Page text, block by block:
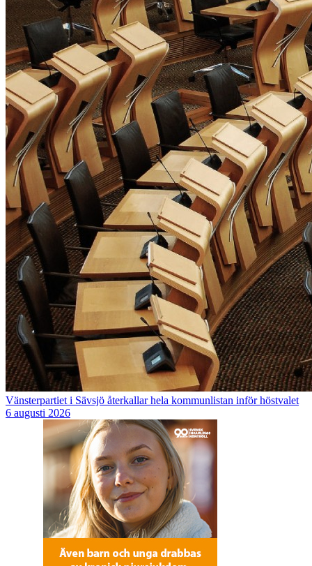
Vänsterpartiet i Sävsjö återkallar hela kommunlistan inför höstvalet
6 augusti 2026